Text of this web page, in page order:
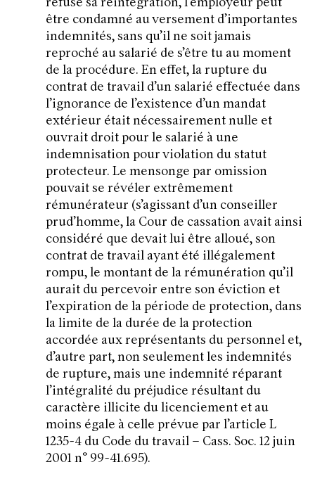
refuse sa réintégration, l’employeur peut
être condamné au versement d’importantes
indemnités, sans qu’il ne soit jamais
reproché au salarié de s’être tu au moment
de la procédure. En effet, la rupture du
contrat de travail d’un salarié effectuée dans
l’ignorance de l’existence d’un mandat
extérieur était nécessairement nulle et
ouvrait droit pour le salarié à une
indemnisation pour violation du statut
protecteur. Le mensonge par omission
pouvait se révéler extrêmement
rémunérateur (s’agissant d’un conseiller
prud’homme, la Cour de cassation avait ainsi
considéré que devait lui être alloué, son
contrat de travail ayant été illégalement
rompu, le montant de la rémunération qu’il
aurait du percevoir entre son éviction et
l’expiration de la période de protection, dans
la limite de la durée de la protection
accordée aux représentants du personnel et,
d’autre part, non seulement les indemnités
de rupture, mais une indemnité réparant
l’intégralité du préjudice résultant du
caractère illicite du licenciement et au
moins égale à celle prévue par l’article L
1235-4 du Code du travail – Cass. Soc. 12 juin
2001 n° 99-41.695).